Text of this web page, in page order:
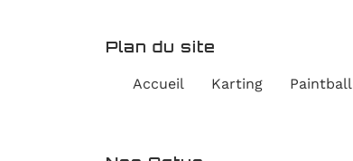
à tout moment en utilisant
le formulaire de désinscription.
Plan du site
Accueil Karting Paintball